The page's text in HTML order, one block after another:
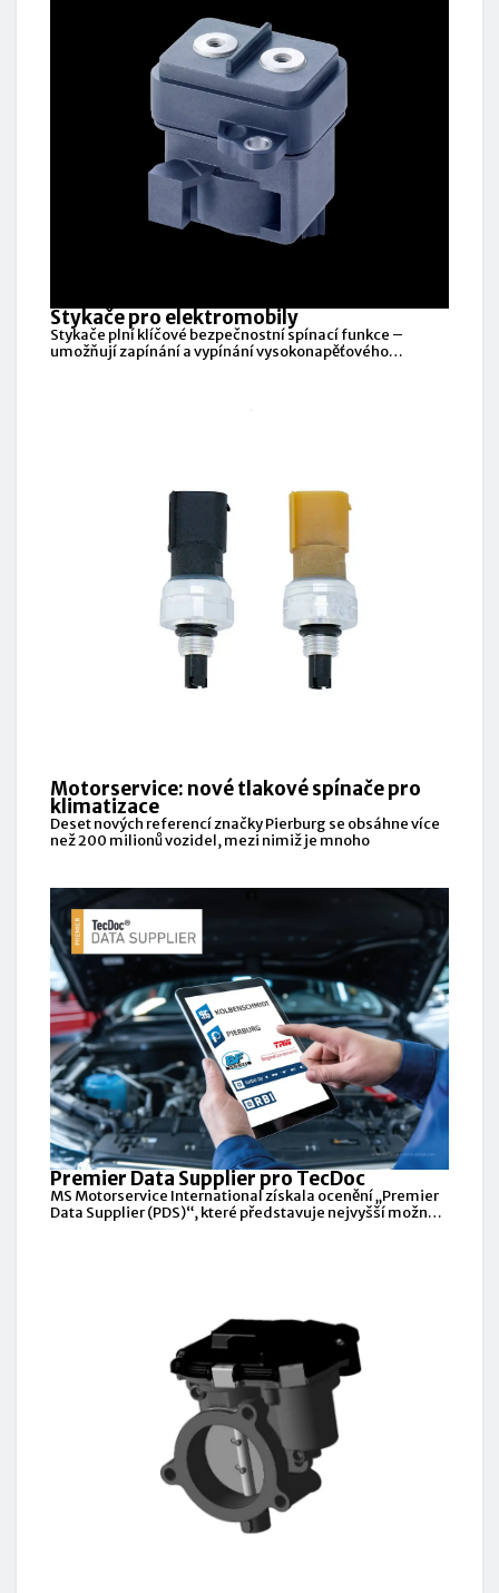
Stykače pro elektromobily
Stykače plní klíčové bezpečnostní spínací funkce –
umožňují zapínání a vypínání vysokonapěťového
Motorservice: nové tlakové spínače pro
klimatizace
Deset nových referencí značky Pierburg se obsáhne více
než 200 milionů vozidel, mezi nimiž je mnoho
Premier Data Supplier pro TecDoc
MS Motorservice International získala ocenění „Premier
Data Supplier (PDS)“, které představuje nejvyšší možný